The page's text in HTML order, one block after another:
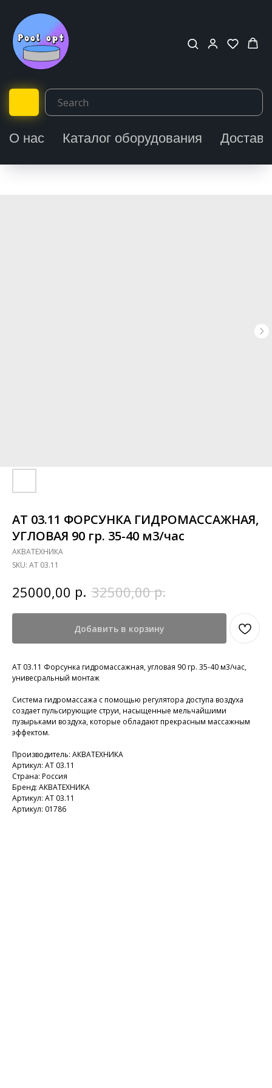
О нас Каталог оборудования
АТ 03.11 ФОРСУНКА ГИДРОМАССАЖНАЯ,
УГЛОВАЯ 90 гр. 35-40 м3/час
АКВАТЕХНИКА
SKU: АТ 03.11
25000,00 р. 32500,00 р.
Добавить в корзину
АТ 03.11 Форсунка гидромассажная, угловая 90 гр. 35-40 м3/час,
унивесральный монтаж
Система гидромассажа с помощью регулятора доступа воздуха
создает пульсирующие струи, насыщенные мельчайшими
пузырьками воздуха, которые обладают прекрасным массажным
эффектом.
Производитель: АКВАТЕХНИКА
Артикул: АТ 03.11
Страна: Россия
Бренд: АКВАТЕХНИКА
Артикул: АТ 03.11
Артикул: 01786